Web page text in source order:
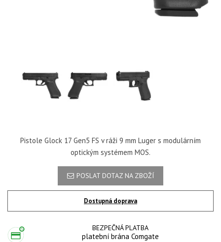
Pistole Glock 17 Gen5 FS v ráži 9 mm Luger s modulárním
optickým systémem MOS.
POSLAT DOTAZ NA ZBOŽÍ
Dostupná doprava
BEZPEČNÁ PLATBA
platební brána Comgate